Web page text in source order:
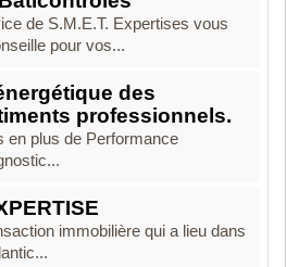
de S.M.E.T. Expertises vous
pour vos...
des
professionnels.
en plus de Performance
immobilière qui a lieu dans